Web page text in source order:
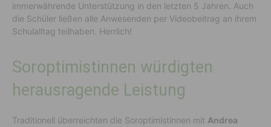
immerwährende Unterstützung in den letzten 5 Jahren. Auch
die Schüler ließen alle Anwesenden per Videobeitrag an ihrem
Schulalltag teilhaben. Herrlich!
Soroptimistinnen würdigten
herausragende Leistung
Traditionell überreichten die Soroptimistinnen mit Andrea